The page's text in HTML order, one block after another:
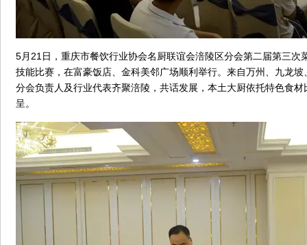
5月21日，重庆市餐饮行业协会名厨联谊会涪陵区分会第二届第三次
技能比赛，在富豪饭店、金科美邻广场顺利举行。来自万州、九龙
分会负责人及行业代表齐聚涪陵，共话发展，本土大厨依托特色食
呈。